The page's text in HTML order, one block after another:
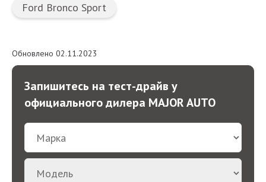
Ford Bronco Sport
Обновлено 02.11.2023
Запишитесь на тест-драйв у
официального дилера MAJOR AUTO